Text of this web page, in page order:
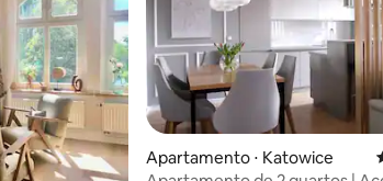
Apartamento ⋅ Katowice